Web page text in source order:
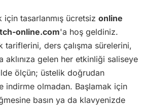
tasarlanmış ücretsiz online
online.com'a hoş geldiniz.
tariflerini, ders çalışma sürelerini,
aklınıza gelen her etkinliği saliseye
ölçün; üstelik doğrudan
indirme olmadan. Başlamak için
basın ya da klavyenizde